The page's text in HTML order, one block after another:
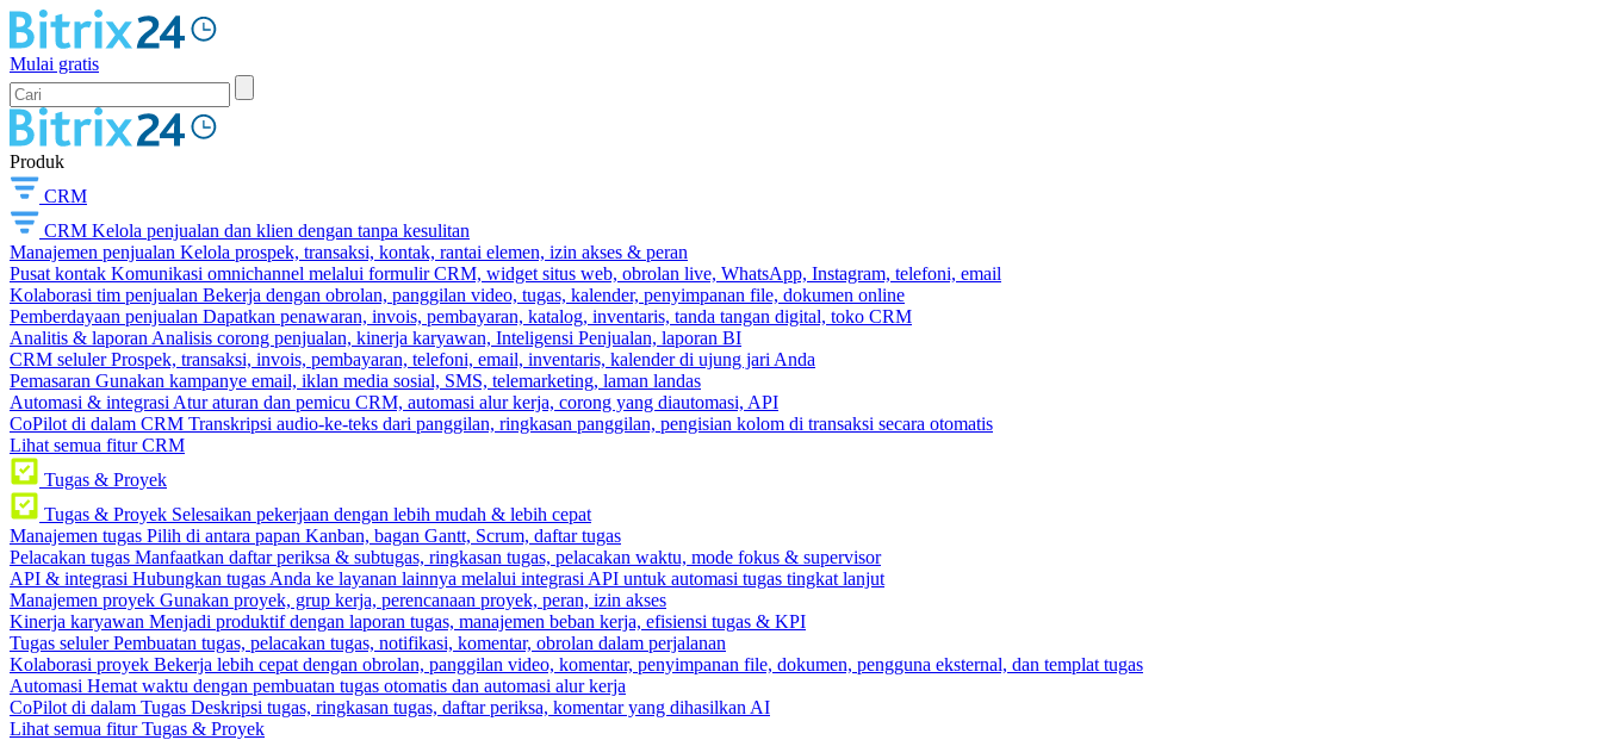
Mulai gratis
Produk
CRM
CRM Kelola penjualan dan klien dengan tanpa kesulitan
Manajemen penjualan Kelola prospek, transaksi, kontak, rantai elemen, izin akses & peran
Pusat kontak Komunikasi omnichannel melalui formulir CRM, widget situs web, obrolan live, WhatsApp, Instagram, telefoni, email
Kolaborasi tim penjualan Bekerja dengan obrolan, panggilan video, tugas, kalender, penyimpanan file, dokumen online
Pemberdayaan penjualan Dapatkan penawaran, invois, pembayaran, katalog, inventaris, tanda tangan digital, toko CRM
Analitis & laporan Analisis corong penjualan, kinerja karyawan, Inteligensi Penjualan, laporan BI
CRM seluler Prospek, transaksi, invois, pembayaran, telefoni, email, inventaris, kalender di ujung jari Anda
Pemasaran Gunakan kampanye email, iklan media sosial, SMS, telemarketing, laman landas
Automasi & integrasi Atur aturan dan pemicu CRM, automasi alur kerja, corong yang diautomasi, API
CoPilot di dalam CRM Transkripsi audio-ke-teks dari panggilan, ringkasan panggilan, pengisian kolom di transaksi secara otomatis
Lihat semua fitur CRM
Tugas & Proyek
Tugas & Proyek Selesaikan pekerjaan dengan lebih mudah & lebih cepat
Manajemen tugas Pilih di antara papan Kanban, bagan Gantt, Scrum, daftar tugas
Pelacakan tugas Manfaatkan daftar periksa & subtugas, ringkasan tugas, pelacakan waktu, mode fokus & supervisor
API & integrasi Hubungkan tugas Anda ke layanan lainnya melalui integrasi API untuk automasi tugas tingkat lanjut
Manajemen proyek Gunakan proyek, grup kerja, perencanaan proyek, peran, izin akses
Kinerja karyawan Menjadi produktif dengan laporan tugas, manajemen beban kerja, efisiensi tugas & KPI
Tugas seluler Pembuatan tugas, pelacakan tugas, notifikasi, komentar, obrolan dalam perjalanan
Kolaborasi proyek Bekerja lebih cepat dengan obrolan, panggilan video, komentar, penyimpanan file, dokumen, pengguna eksternal, dan templat tugas
Automasi Hemat waktu dengan pembuatan tugas otomatis dan automasi alur kerja
CoPilot di dalam Tugas Deskripsi tugas, ringkasan tugas, daftar periksa, komentar yang dihasilkan AI
Lihat semua fitur Tugas & Proyek